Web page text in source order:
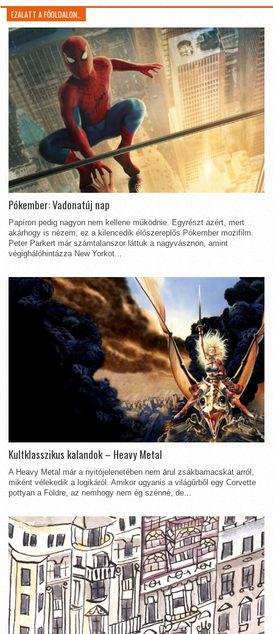
EZALATT A FŐOLDALON…
Pókember: Vadonatúj nap
Papíron pedig nagyon nem kellene működnie. Egyrészt azért, mert
akárhogy is nézem, ez a kilencedik élőszereplős Pókember mozifilm.
Peter Parkert már számtalanszor láttuk a nagyvásznon, amint
végighálóhintázza New Yorkot...
Kultklasszikus kalandok – Heavy Metal
A Heavy Metal már a nyitójelenetében nem árul zsákbamacskát arról,
miként vélekedik a logikáról. Amikor ugyanis a világűrből egy Corvette
pottyan a Földre, az nemhogy nem ég szénné, de...